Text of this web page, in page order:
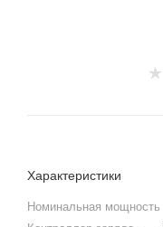
Характеристики
Номинальная мощность